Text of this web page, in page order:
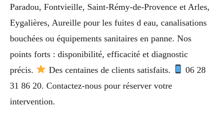
Paradou, Fontvieille, Saint-Rémy-de-Provence et Arles,
Eygalières, Aureille pour les fuites d eau, canalisations
bouchées ou équipements sanitaires en panne. Nos
points forts : disponibilité, efficacité et diagnostic
précis.
Des centaines de clients satisfaits.
06 28
31 86 20. Contactez-nous pour réserver votre
intervention.